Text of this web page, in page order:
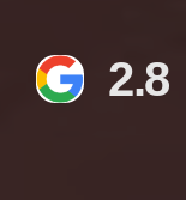
2.8